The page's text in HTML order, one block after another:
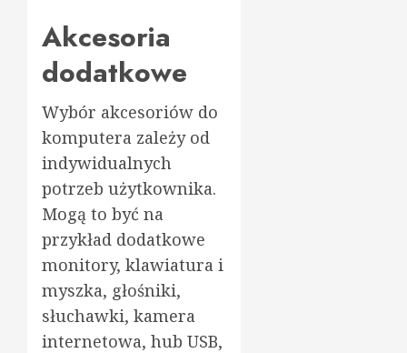
Akcesoria
dodatkowe
Wybór akcesoriów do
komputera zależy od
indywidualnych
potrzeb użytkownika.
Mogą to być na
przykład dodatkowe
monitory, klawiatura i
myszka, głośniki,
słuchawki, kamera
internetowa, hub USB,